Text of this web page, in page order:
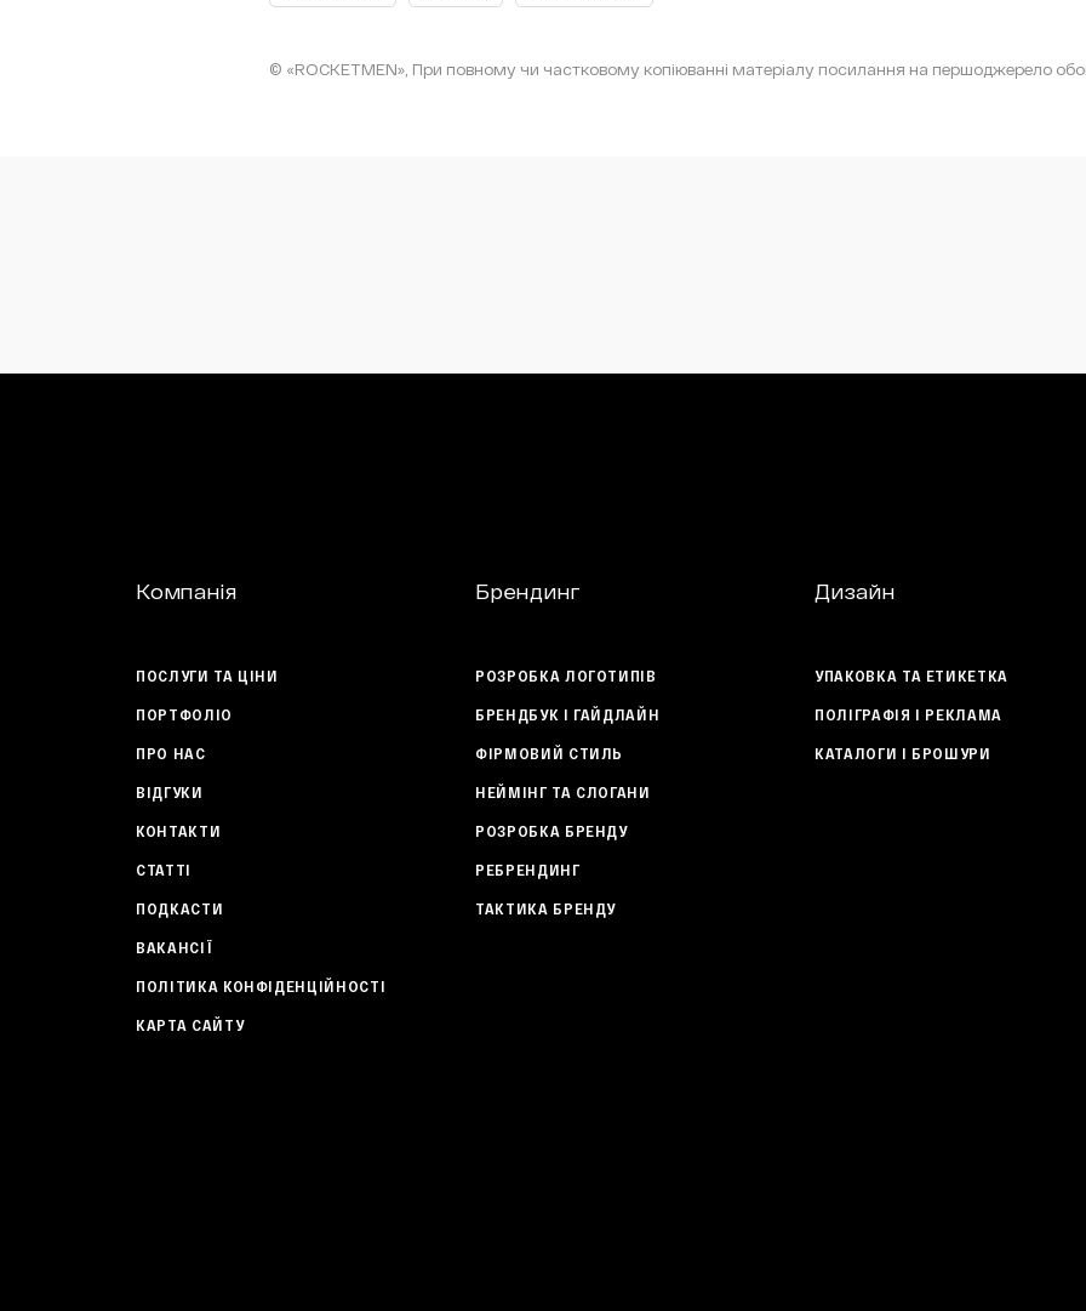
© «ROCKETMEN», При повному чи частковому копіюванні матеріалу посилання на першоджерело
Компанія
ПОСЛУГИ ТА ЦІНИ
ПОРТФОЛІО
ПРО НАС
ВІДГУКИ
КОНТАКТИ
CТАТТІ
ПОДКАСТИ
ВАКАНСІЇ
ПОЛІТИКА КОНФІДЕНЦІЙНОСТІ
КАРТА САЙТУ
Брендинг
РОЗРОБКА ЛОГОТИПІВ
БРЕНДБУК І ГАЙДЛАЙН
ФІРМОВИЙ СТИЛЬ
НЕЙМІНГ ТА СЛОГАНИ
РОЗРОБКА БРЕНДУ
РЕБРЕНДИНГ
ТАКТИКА БРЕНДУ
Дизайн
УПАКОВКА ТА ЕТИКЕТКА
ПОЛІГРАФІЯ І РЕКЛАМА
КАТАЛОГИ І БРОШУРИ